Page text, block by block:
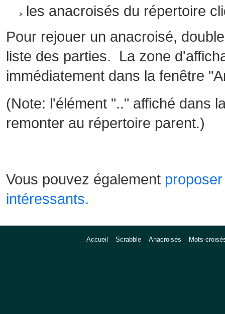
les anacroisés du répertoire
Pour rejouer un anacroisé,
liste des parties. La zone
immédiatement dans la fenêtre
(Note: l'élément ".." affiché dans
remonter au répertoire parent.)
Vous pouvez également
intéressants.
Accueil Scrabble Anacroisés Mots-